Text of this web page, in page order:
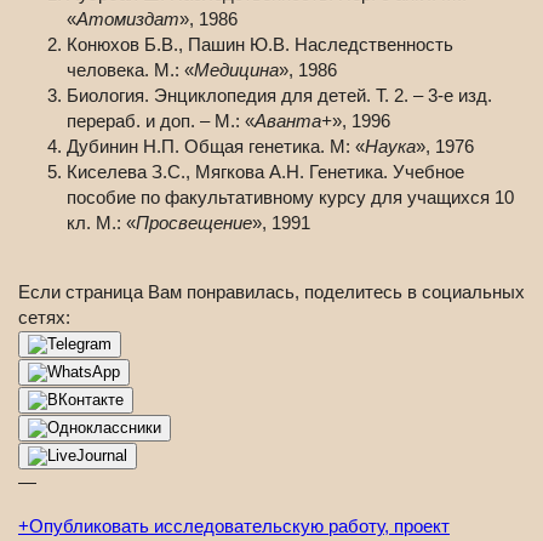
«Атомиздат», 1986
Конюхов Б.В., Пашин Ю.В. Наследственность
человека. М.: «Медицина», 1986
Биология. Энциклопедия для детей. Т. 2. – 3-е изд.
перераб. и доп. – М.: «Аванта+», 1996
Дубинин Н.П. Общая генетика. М: «Наука», 1976
Киселева З.С., Мягкова А.Н. Генетика. Учебное
пособие по факультативному курсу для учащихся 10
кл. М.: «Просвещение», 1991
Если страница Вам понравилась, поделитесь в социальных
сетях:
—
+Опубликовать исследовательскую работу, проект